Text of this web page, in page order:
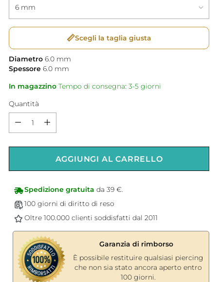
📏Scegli la taglia giusta
Diametro 6.0 mm
Spessore 6.0 mm
In magazzino Tempo di consegna: 3-5 giorni
Quantità
AGGIUNGI AL CARRELLO
Spedizione gratuita da 39 €.
100 giorni di diritto di reso
Oltre 100.000 clienti soddisfatti dal 2011
Garanzia di rimborso
È possibile restituire qualsiasi piercing
che non sia stato ancora aperto entro
100 giorni.